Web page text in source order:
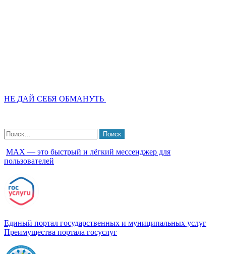
НЕ ДАЙ СЕБЯ ОБМАНУТЬ
Найти:
МАХ — это быстрый и лёгкий мессенджер для
пользователей
Единый портал государственных и муниципальных услуг
Преимущества портала госуслуг